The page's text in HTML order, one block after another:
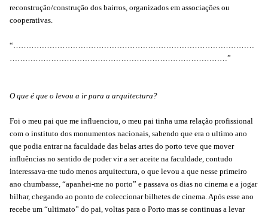
reconstrução/construção dos bairros, organizados em associações ou
cooperativas.
“…………………………………………………………………………………
…………………………………………………………………………”
O que é que o levou a ir para a arquitectura?
Foi o meu pai que me influenciou, o meu pai tinha uma relação profissional
com o instituto dos monumentos nacionais, sabendo que era o ultimo ano
que podia entrar na faculdade das belas artes do porto teve que mover
influências no sentido de poder vir a ser aceite na faculdade, contudo
interessava-me tudo menos arquitectura, o que levou a que nesse primeiro
ano chumbasse, “apanhei-me no porto” e passava os dias no cinema e a jogar
bilhar, chegando ao ponto de coleccionar bilhetes de cinema. Após esse ano
recebe um “ultimato” do pai, voltas para o Porto mas se continuas a levar